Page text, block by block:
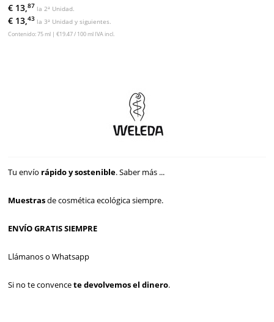
€ 13,87 la 2ª Unidad.
€ 13,43 la 3ª Unidad y siguientes.
Contenido: 75 ml | €19.47 / 100 ml IVA incl.
Tu envío rápido y sostenible.Saber más ...
Muestrasde cosmética ecológica siempre.
ENVÍO GRATIS SIEMPRE
Llámanos o Whatsapp
Si no te convencete devolvemos el dinero.